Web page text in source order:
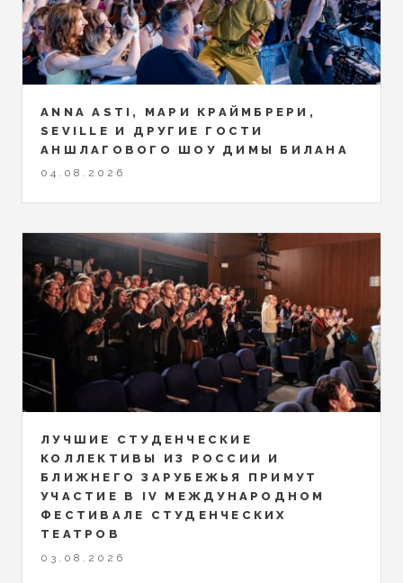
ANNA ASTI, МАРИ КРАЙМБРЕРИ,
SEVILLE И ДРУГИЕ ГОСТИ
АНШЛАГОВОГО ШОУ ДИМЫ БИЛАНА
04.08.2026
ЛУЧШИЕ СТУДЕНЧЕСКИЕ
КОЛЛЕКТИВЫ ИЗ РОССИИ И
БЛИЖНЕГО ЗАРУБЕЖЬЯ ПРИМУТ
УЧАСТИЕ В IV МЕЖДУНАРОДНОМ
ФЕСТИВАЛЕ СТУДЕНЧЕСКИХ
ТЕАТРОВ
03.08.2026